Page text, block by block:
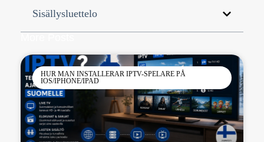
Sisällysluettelo
HUR MAN INSTALLERAR IPTV-SPELARE PÅ
IOS/IPHONE/IPAD